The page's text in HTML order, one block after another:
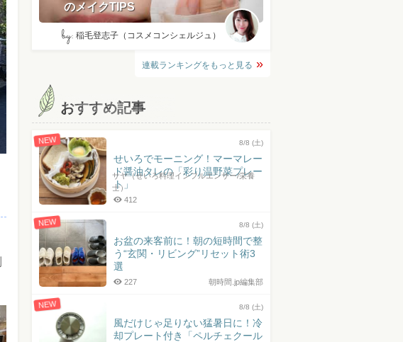
のメイクTIPS
by: 稲毛登志子（コスメコンシェルジュ）
連載ランキングをもっと見る
おすすめ記事
NEW 8/8 (土)
せいろでモーニング！マーマレー
ド醤油タレの「彩り温野菜プレー
ト」
サヤ（せいろ料理インフルエンサー/栄養
士）
412
NEW 8/8 (土)
お盆の来客前に！朝の短時間で整
う“玄関・リビング”リセット術3
選
朝時間.jp編集部
227
NEW 8/8 (土)
風だけじゃ足りない猛暑日に！冷
却プレート付き「ペルチェクール